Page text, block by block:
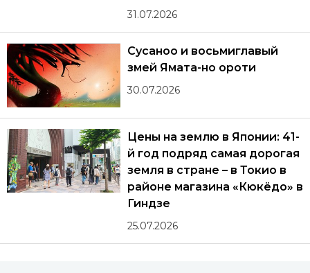
31.07.2026
Сусаноо и восьмиглавый
змей Ямата-но ороти
30.07.2026
Цены на землю в Японии: 41-
й год подряд самая дорогая
земля в стране – в Токио в
районе магазина «Кюкёдо» в
Гиндзе
25.07.2026